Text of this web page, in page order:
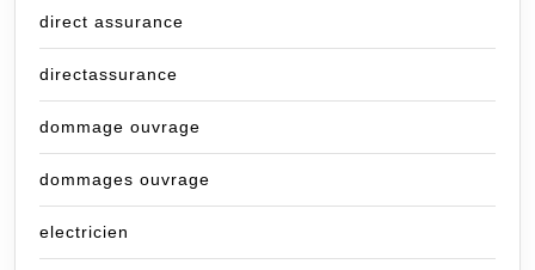
direct assurance
directassurance
dommage ouvrage
dommages ouvrage
electricien